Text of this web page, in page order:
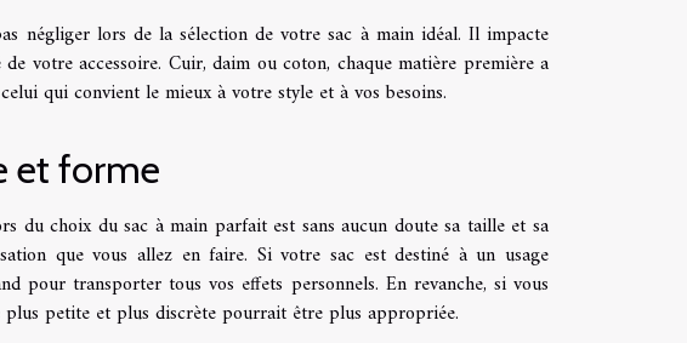
négliger lors de la sélection de votre sac à main idéal. Il impacte
votre accessoire. Cuir, daim ou coton, chaque matière première a
qui convient le mieux à votre style et à vos besoins.
et forme
du choix du sac à main parfait est sans aucun doute sa taille et sa
que vous allez en faire. Si votre sac est destiné à un usage
pour transporter tous vos effets personnels. En revanche, si vous
petite et plus discrète pourrait être plus appropriée.